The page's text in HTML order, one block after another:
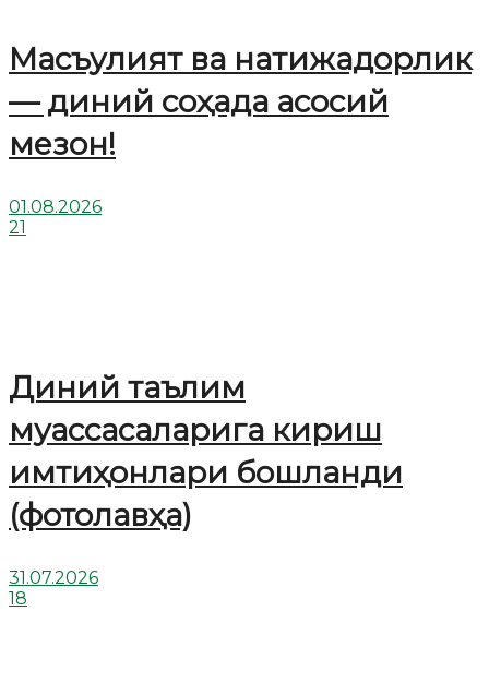
Масъулият ва натижадорлик
— диний соҳада асосий
мезон!
01.08.2026
21
Диний таълим
муассасаларига кириш
имтиҳонлари бошланди
(фотолавҳа)
31.07.2026
18